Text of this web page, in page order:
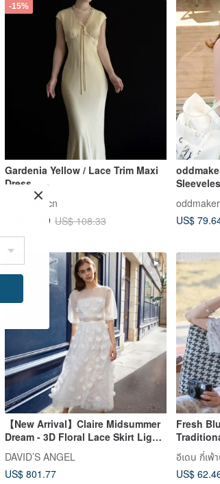
-15%
Gardenia Yellow / Lace Trim Maxi
Dress
sunshine-cn
US$ 92.09 US$ 108.33
Cream
oddmaker
US$
【New Arrival】Claire Midsummer
Dream - 3D Floral Lace Skirt Light
Gown
DAVID’S ANGEL
US$ 801.77
Fresh
Chinese
Mid-
Festival
อีเดน กี่เพ้
US$